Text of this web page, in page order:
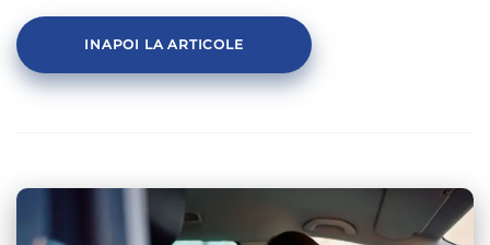
INAPOI LA ARTICOLE